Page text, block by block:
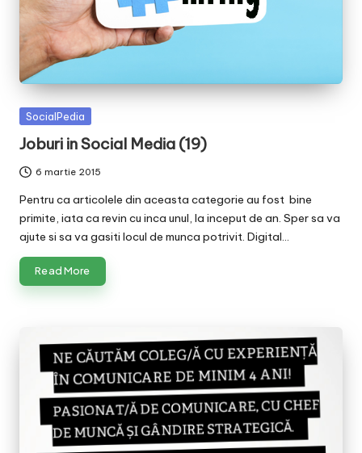
Posted
SocialPedia
Joburi in Social Media (19)
6 martie 2015
Pentru ca articolele din aceasta categorie au fost bine
primite, iata ca revin cu inca unul, la inceput de an. Sper sa va
ajute si sa va gasiti locul de munca potrivit. Digital…
Read More